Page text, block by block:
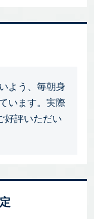
よう、毎朝身
います。実際
好評いただい